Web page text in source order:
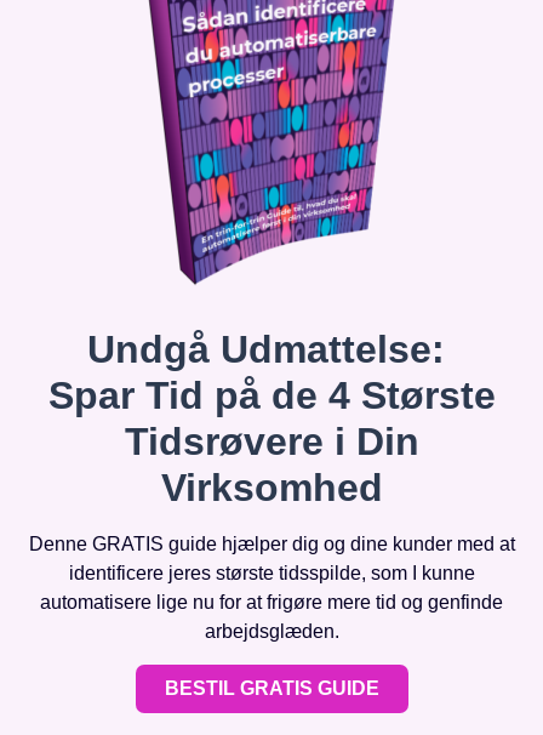
Undgå Udmattelse:
Spar Tid på de 4 Største
Tidsrøvere i Din
Virksomhed
Denne GRATIS guide hjælper dig og dine kunder med at
identificere jeres største tidsspilde, som I kunne
automatisere lige nu for at frigøre mere tid og genfinde
arbejdsglæden.
BESTIL GRATIS GUIDE